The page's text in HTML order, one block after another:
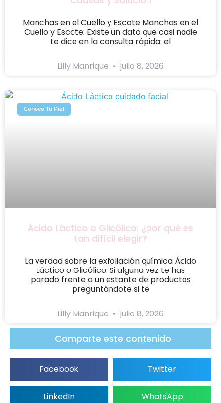
Manchas en el Cuello y Escote Manchas en el
Cuello y Escote: Existe un dato que casi nadie
te dice en la consulta rápida: el
Lilly Manrique julio 8, 2026
Conoce Tu Piel
Ácido Láctico o Glicólico: ¿por qué es
tan difícil elegir?
La verdad sobre la exfoliación química Ácido
Láctico o Glicólico: Si alguna vez te has
parado frente a un estante de productos
preguntándote si te
Lilly Manrique julio 8, 2026
Comparte este contenido
Facebook Twitter
LinkedIn WhatsApp